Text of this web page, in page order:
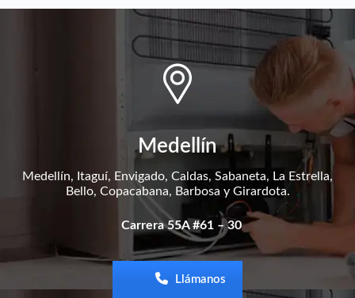
Medellín
Medellín, Itaguí, Envigado, Caldas, Sabaneta, La Estrella,
Bello, Copacabana, Barbosa y Girardota.
Carrera 55A #61 – 30
Llámanos